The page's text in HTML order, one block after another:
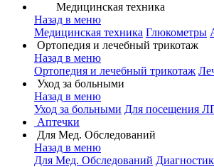
Медицинская техника
Назад в меню
Медицинская техника Глюкометры
Ортопедия и лечебный трикотаж
Назад в меню
Ортопедия и лечебный трикотаж
Уход за больными
Назад в меню
Уход за больными Для посещения
Аптечки
Для Мед. Обследований
Назад в меню
Для Мед. Обследований